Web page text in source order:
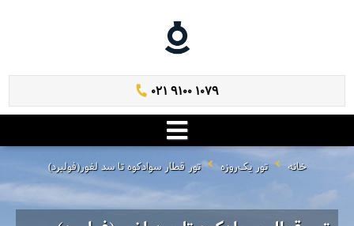
021 9100 1079
خانه تور یک‌روزه تور قطار سوادکوه تا سد لفور(فولبرد)